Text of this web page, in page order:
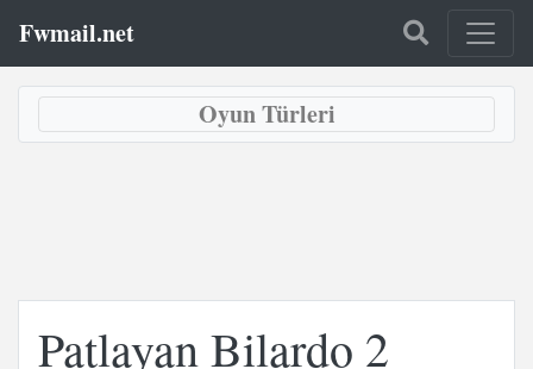
Fwmail.net
Oyun Türleri
Patlayan Bilardo 2